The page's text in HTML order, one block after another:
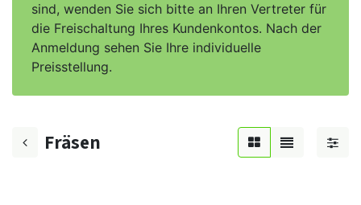
sind, wenden Sie sich bitte an Ihren Vertreter für
die Freischaltung Ihres Kundenkontos. Nach der
Anmeldung sehen Sie Ihre individuelle
Preisstellung.
Fräsen